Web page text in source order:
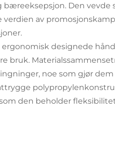
bæreeksepsjon. Den
av
designede
bruk.
noe som gjør
den beholder